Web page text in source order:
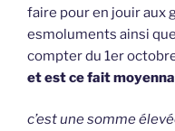
faire pour en jouir aux
esmoluments ainsi
compter du 1er
et est ce fait
c’est une somme